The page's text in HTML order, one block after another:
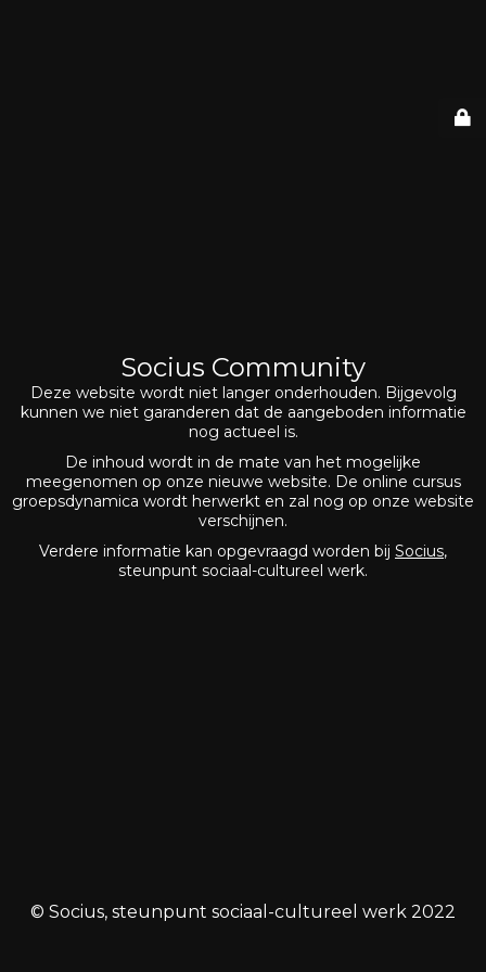
Socius Community
Deze website wordt niet langer onderhouden. Bijgevolg
kunnen we niet garanderen dat de aangeboden informatie
nog actueel is.
De inhoud wordt in de mate van het mogelijke
meegenomen op onze nieuwe website. De online cursus
groepsdynamica wordt herwerkt en zal nog op onze website
verschijnen.
Verdere informatie kan opgevraagd worden bij Socius,
steunpunt sociaal-cultureel werk.
© Socius, steunpunt sociaal-cultureel werk 2022